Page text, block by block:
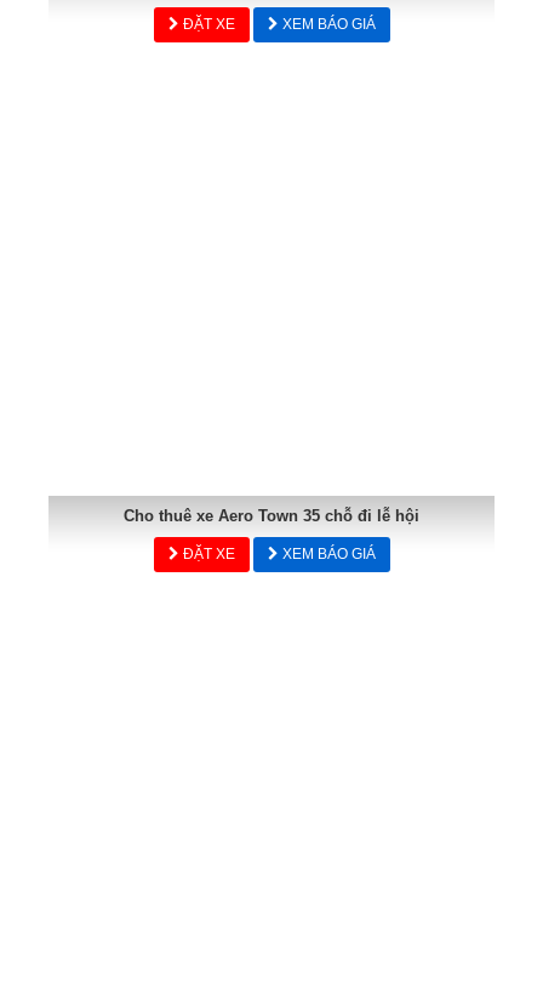
ĐẶT XE XEM BÁO GIÁ
Cho thuê xe Aero Town 35 chỗ đi lễ hội
ĐẶT XE XEM BÁO GIÁ